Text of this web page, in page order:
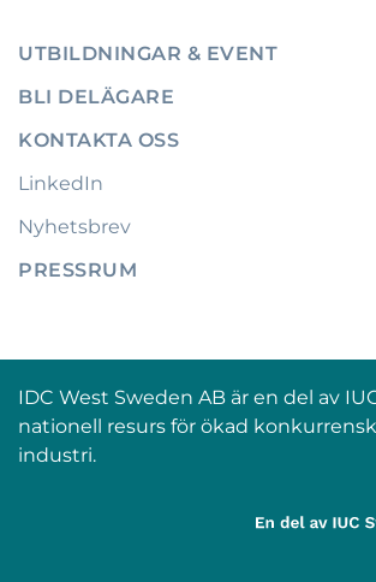
UTBILDNINGAR & EVENT
BLI DELÄGARE
KONTAKTA OSS
LinkedIn
Nyhetsbrev
PRESSRUM
IDC West Sweden AB är en del av
nationell resurs för ökad
industri.